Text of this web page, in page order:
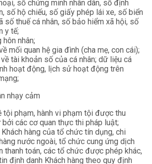
số chứng minh nhân dân, số định
số hộ chiếu, số giấy phép lái xe, số biển
số thuế cá nhân, số bảo hiểm xã hội, số
y tế;
hôn nhân;
mối quan hệ gia đình (cha mẹ, con cái);
tài khoản số của cá nhân; dữ liệu cá
hoạt động, lịch sử hoạt động trên
nhạy cảm
tội phạm, hành vi phạm tội được thu
các cơ quan thực thi pháp luật;
hàng của tổ chức tín dụng, chi
nước ngoài, tổ chức cung ứng dịch
thanh toán, các tổ chức được phép khác,
định danh Khách hàng theo quy định